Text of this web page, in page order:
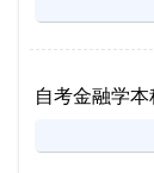
自考金融学